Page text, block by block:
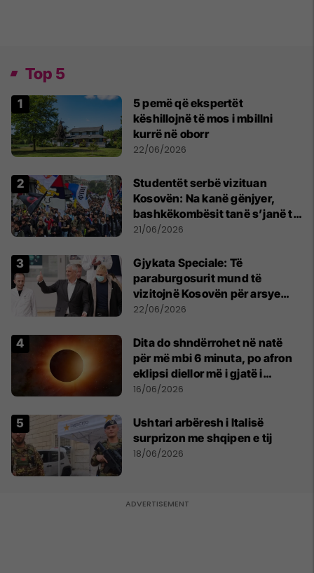
Top 5
5 pemë që ekspertët
këshillojnë të mos i mbillni
kurrë në oborr
22/06/2026
Studentët serbë vizituan
Kosovën: Na kanë gënjyer,
bashkëkombësit tanë s’janë të
shtypur
21/06/2026
​Gjykata Speciale: Të
paraburgosurit mund të
vizitojnë Kosovën për arsye
humanitare
22/06/2026
Dita do shndërrohet në natë
për më mbi 6 minuta, po afron
eklipsi diellor më i gjatë i
shekullit të 21-të
16/06/2026
Ushtari arbëresh i Italisë
surprizon me shqipen e tij
18/06/2026